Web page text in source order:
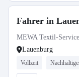
Fahrer in
MEWA Textil-Service
Lauenburg
Vollzeit